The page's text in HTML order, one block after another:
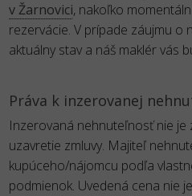
v Žarnovici, nakoľko
rezervácie. V prípade záujmu o
aktuálny stav a náš maklér vás
Práva k inzerovanej
Inzerovaná nehnuteľnosť nie je
uzavretie zmluvy. Majiteľ
kupúceho/nájomcu podľa
podmienok. Uvedená cena nie